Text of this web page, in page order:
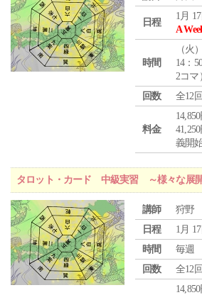
日程
1月
A
時間
（火 ）
14：
2コマ
回数
全12回
料金
義開
タロット・カード 中級実習 ～様々な展
講師
狩野
日程
1月
時間
毎週
回数
全12回